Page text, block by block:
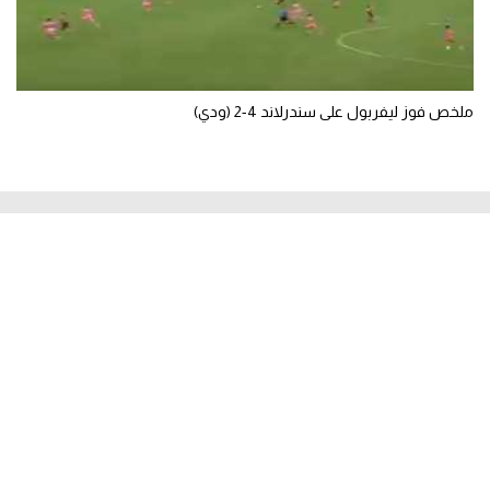
ملخص فوز ليفربول على سندرلاند 4-2 (ودي)